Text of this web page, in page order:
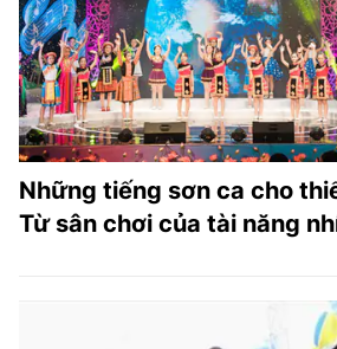
Những tiếng sơn ca cho
Từ sân chơi của tài năng